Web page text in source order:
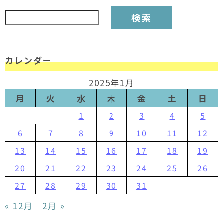
検索:
カレンダー
2025年1月
月
火 水 木 金 土 日
1 2 3 4
5
6
7 8 9 10 11
12
13
14 15 16 17 18
19
20
21 22 23 24 25
26
27
28 29 30 31
« 12月 2月 »